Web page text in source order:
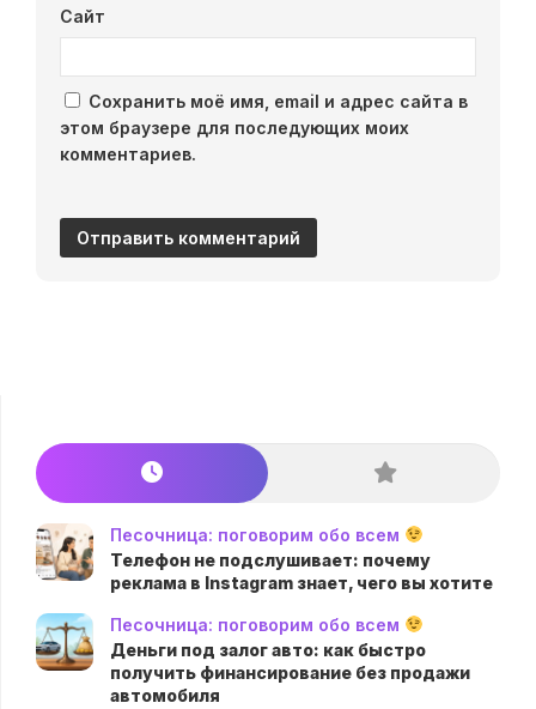
Сайт
Сохранить моё имя, email и адрес сайта в
этом браузере для последующих моих
комментариев.
Песочница: поговорим обо всем
Телефон не подслушивает: почему
реклама в Instagram знает, чего вы хотите
Песочница: поговорим обо всем
Деньги под залог авто: как быстро
получить финансирование без продажи
автомобиля